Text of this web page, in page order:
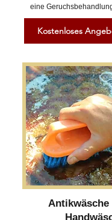
eine
Kostenloses
Antikwäsche